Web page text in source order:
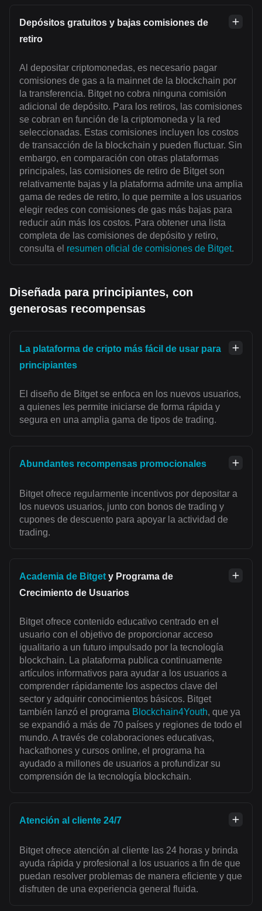
Depósitos gratuitos y bajas comisiones de
retiro
Al depositar criptomonedas, es necesario pagar
comisiones de gas a la mainnet de la blockchain por
la transferencia. Bitget no cobra ninguna comisión
adicional de depósito. Para los retiros, las comisiones
se cobran en función de la criptomoneda y la red
seleccionadas. Estas comisiones incluyen los costos
de transacción de la blockchain y pueden fluctuar. Sin
embargo, en comparación con otras plataformas
principales, las comisiones de retiro de Bitget son
relativamente bajas y la plataforma admite una amplia
gama de redes de retiro, lo que permite a los usuarios
elegir redes con comisiones de gas más bajas para
reducir aún más los costos. Para obtener una lista
completa de las comisiones de depósito y retiro,
consulta el resumen oficial de comisiones de Bitget.
Diseñada para principiantes, con
generosas recompensas
La plataforma de cripto más fácil de usar para
principiantes
El diseño de Bitget se enfoca en los nuevos usuarios,
a quienes les permite iniciarse de forma rápida y
segura en una amplia gama de tipos de trading.
Abundantes recompensas promocionales
Bitget ofrece regularmente incentivos por depositar a
los nuevos usuarios, junto con bonos de trading y
cupones de descuento para apoyar la actividad de
trading.
Academia de Bitget y Programa de
Crecimiento de Usuarios
Bitget ofrece contenido educativo centrado en el
usuario con el objetivo de proporcionar acceso
igualitario a un futuro impulsado por la tecnología
blockchain. La plataforma publica continuamente
artículos informativos para ayudar a los usuarios a
comprender rápidamente los aspectos clave del
sector y adquirir conocimientos básicos. Bitget
también lanzó el programa Blockchain4Youth, que ya
se expandió a más de 70 países y regiones de todo el
mundo. A través de colaboraciones educativas,
hackathones y cursos online, el programa ha
ayudado a millones de usuarios a profundizar su
comprensión de la tecnología blockchain.
Atención al cliente 24/7
Bitget ofrece atención al cliente las 24 horas y brinda
ayuda rápida y profesional a los usuarios a fin de que
puedan resolver problemas de manera eficiente y que
disfruten de una experiencia general fluida.